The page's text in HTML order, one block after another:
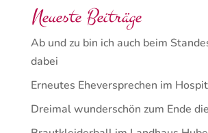
Neueste Beiträge
Ab und zu bin ich auch beim
dabei
Erneutes Eheversprechen im
Dreimal wunderschön zum Ende